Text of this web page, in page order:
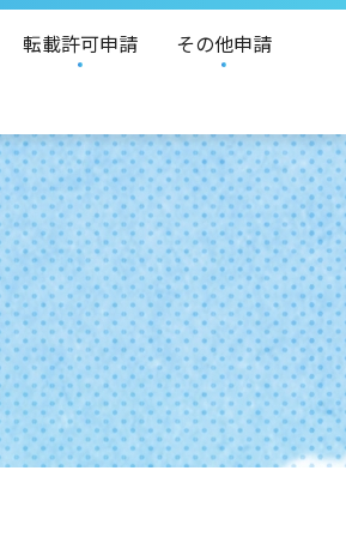
転載許可申請
その他申請